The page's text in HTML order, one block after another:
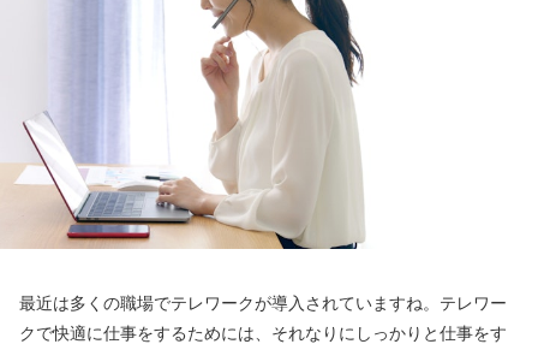
最近は多くの職場でテレワークが導入されていますね。テレワー
クで快適に仕事をするためには、それなりにしっかりと仕事をす